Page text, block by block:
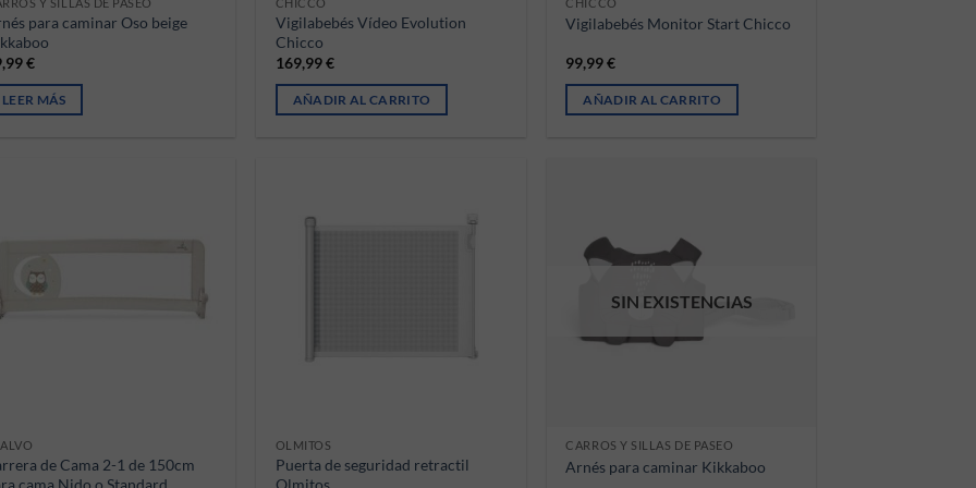
para caminar Oso beige
€
LEER MÁS
Vigilabebés Vídeo Evolution
Chicco
169,99€
AÑADIR AL CARRITO
Vigilabebés Monitor Start Chicco
99,99€
AÑADIR AL CARRITO
de Cama 2-1 de 150cm
OLMITOS
Puerta de seguridad retractil
SIN EXISTENCIAS
CARROS Y SILLAS DE PASEO
Arnés para caminar Kikkaboo